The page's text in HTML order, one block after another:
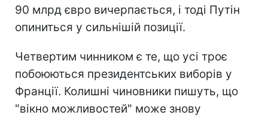
90 млрд євро вичерпається, і тоді Путін
опиниться у сильнішій позиції.
Четвертим чинником є те, що усі троє
побоюються президентських виборів у
Франції. Колишні чиновники пишуть, що
"вікно можливостей" може знову